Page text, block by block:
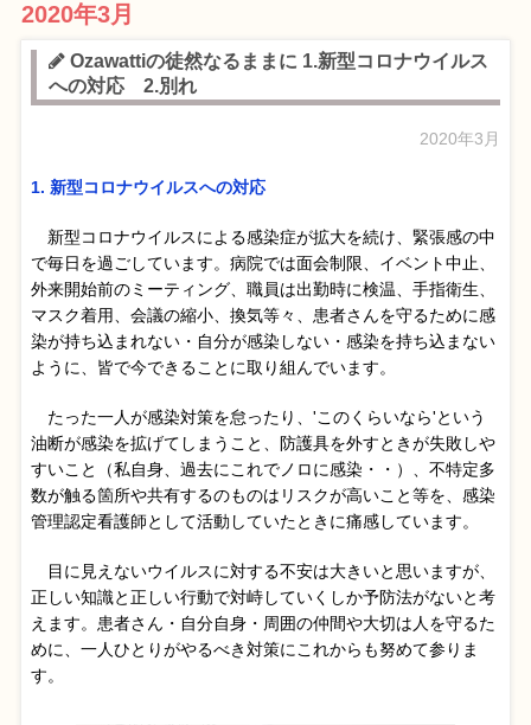
2020年3月
Ozawattiの徒然なるままに 1.新型コロナウイルス
への対応 2.別れ
2020年3月
1. 新型コロナウイルスへの対応
新型コロナウイルスによる感染症が拡大を続け、緊張感の中
で毎日を過ごしています。病院では面会制限、イベント中止、
外来開始前のミーティング、職員は出勤時に検温、手指衛生、
マスク着用、会議の縮小、換気等々、患者さんを守るために感
染が持ち込まれない・自分が感染しない・感染を持ち込まない
ように、皆で今できることに取り組んでいます。
たった一人が感染対策を怠ったり、'このくらいなら'という
油断が感染を拡げてしまうこと、防護具を外すときが失敗しや
すいこと（私自身、過去にこれでノロに感染・・）、不特定多
数が触る箇所や共有するのものはリスクが高いこと等を、感染
管理認定看護師として活動していたときに痛感しています。
目に見えないウイルスに対する不安は大きいと思いますが、
正しい知識と正しい行動で対峙していくしか予防法がないと考
えます。患者さん・自分自身・周囲の仲間や大切は人を守るた
めに、一人ひとりがやるべき対策にこれからも努めて参りま
す。